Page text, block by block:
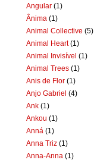
Angular (1)
Ânima (1)
Animal Collective (5)
Animal Heart (1)
Animal Invisível (1)
Animal Trees (1)
Anis de Flor (1)
Anjo Gabriel (4)
Ank (1)
Ankou (1)
Anná (1)
Anna Triz (1)
Anna-Anna (1)